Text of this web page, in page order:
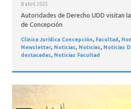
8 abril 2025
Autoridades de Derecho UDD visitan
de Concepción
Clínica Jurídica Concepción, Facultad,
Newsletter, Noticias, Noticias, Noticias
destacadas, Noticias Facultad